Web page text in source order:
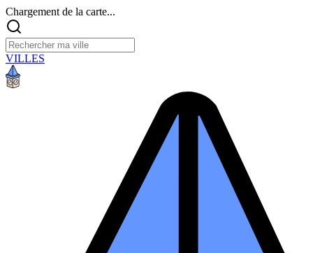
Chargement de la carte...
VILLES